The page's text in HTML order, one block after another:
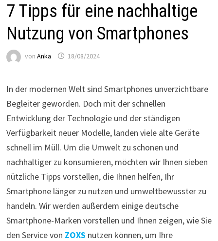
7 Tipps für eine nachhaltige
Nutzung von Smartphones
von Anka 18/08/2024
In der modernen Welt sind Smartphones unverzichtbare
Begleiter geworden. Doch mit der schnellen
Entwicklung der Technologie und der ständigen
Verfügbarkeit neuer Modelle, landen viele alte Geräte
schnell im Müll. Um die Umwelt zu schonen und
nachhaltiger zu konsumieren, möchten wir Ihnen sieben
nützliche Tipps vorstellen, die Ihnen helfen, Ihr
Smartphone länger zu nutzen und umweltbewusster zu
handeln. Wir werden außerdem einige deutsche
Smartphone-Marken vorstellen und Ihnen zeigen, wie Sie
den Service von ZOXS nutzen können, um Ihre